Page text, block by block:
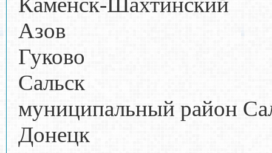
Азов
Гуково
Сальск
муниципальный район
Донецк